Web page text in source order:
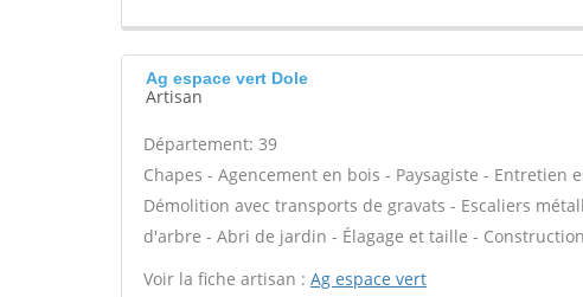
Ag espace vert Dole
Artisan
Département: 39
Chapes - Agencement en bois - Paysagiste -
Démolition avec transports de gravats - Escaliers
d'arbre - Abri de jardin - Élagage et taille -
Voir la fiche artisan : Ag espace vert